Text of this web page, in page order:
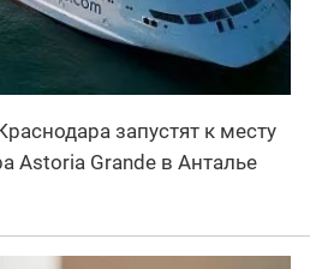
запустят к месту
Astoria Grande в Анталье